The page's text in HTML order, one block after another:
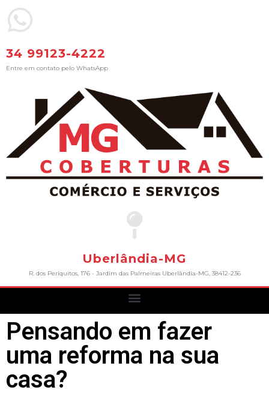
34 99123-4222
Entre em contato pelo WhatsApp
Uberlândia-MG
R. dos Periquitos, 176 - Jardim das Palmeiras Uberlândia-MG, 38412-236
Pensando em fazer
uma reforma na sua
casa?